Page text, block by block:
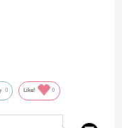
0 Like! 0